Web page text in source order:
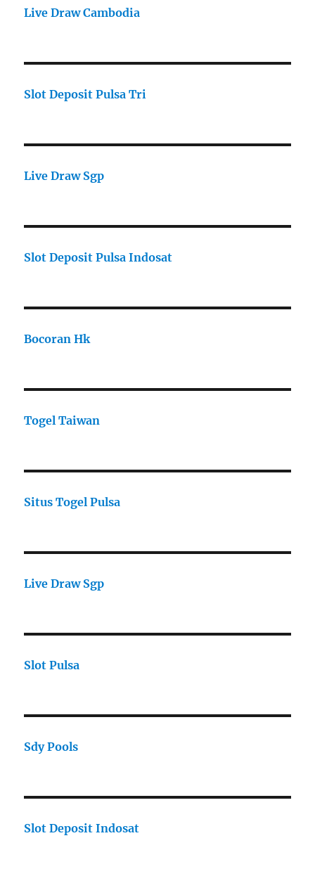
Live Draw Cambodia
Slot Deposit Pulsa Tri
Live Draw Sgp
Slot Deposit Pulsa Indosat
Bocoran Hk
Togel Taiwan
Situs Togel Pulsa
Live Draw Sgp
Slot Pulsa
Sdy Pools
Slot Deposit Indosat